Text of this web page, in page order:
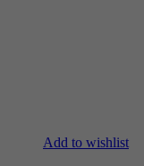
Add to wishlist